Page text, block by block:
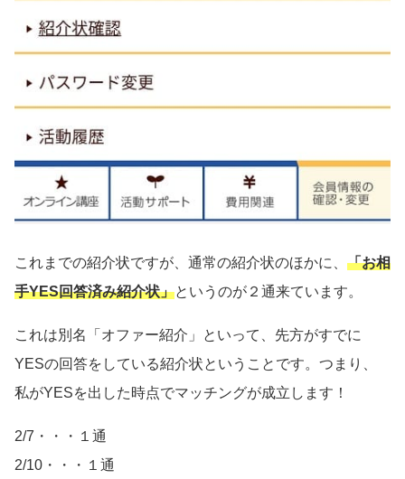
これまでの紹介状ですが、通常の紹介状のほかに、 「お相
手YES回答済み紹介状」というのが２通来ています。
これは別名「オファー紹介」といって、先方がすでに
YESの回答をしている紹介状ということです。つまり、
私がYESを出した時点でマッチングが成立します！
2/7・・・１通
2/10・・・１通